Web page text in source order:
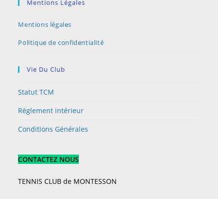
Mentions Légales
Mentions légales
Politique de confidentialité
Vie Du Club
Statut TCM
Règlement intérieur
Conditions Générales
CONTACTEZ NOUS
TENNIS CLUB de MONTESSON